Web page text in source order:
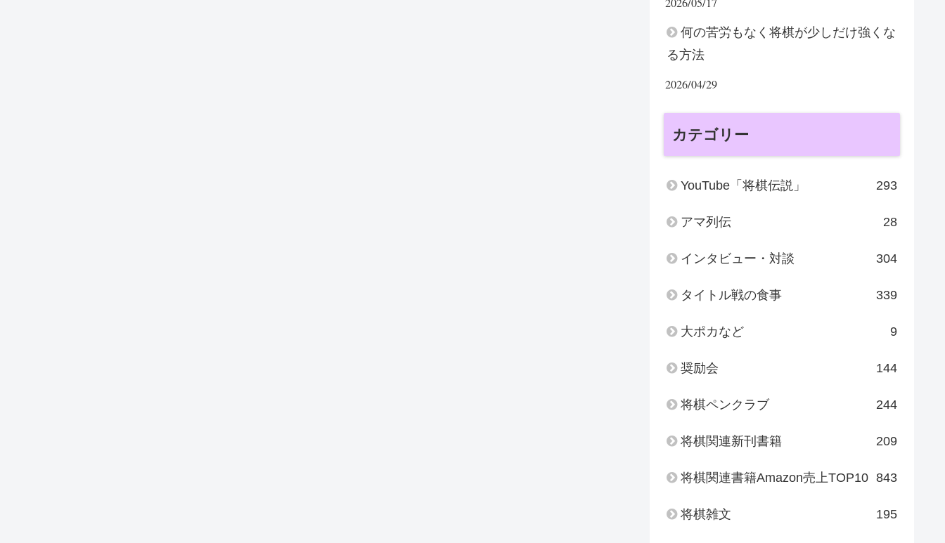
何の苦労もなく将棋が少しだけ強くな
る方法
2026/04/29
カテゴリー
YouTube「将棋伝説」 293
アマ列伝 28
インタビュー・対談 304
タイトル戦の食事 339
大ポカなど 9
奨励会 144
将棋ペンクラブ 244
将棋関連新刊書籍 209
将棋関連書籍Amazon売上TOP10 843
将棋雑文 195